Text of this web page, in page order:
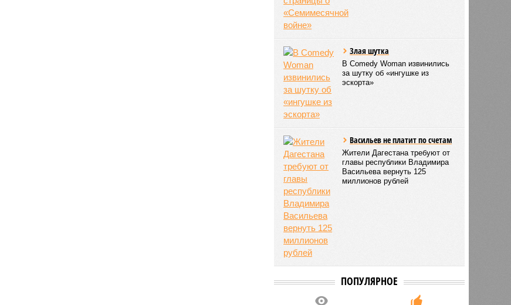
Злая шутка
В Comedy Woman извинились
за шутку об «ингушке из
эскорта»
Васильев не платит по счетам
Жители Дагестана требуют от
главы республики Владимира
Васильева вернуть 125
миллионов рублей
ПОПУЛЯРНОЕ